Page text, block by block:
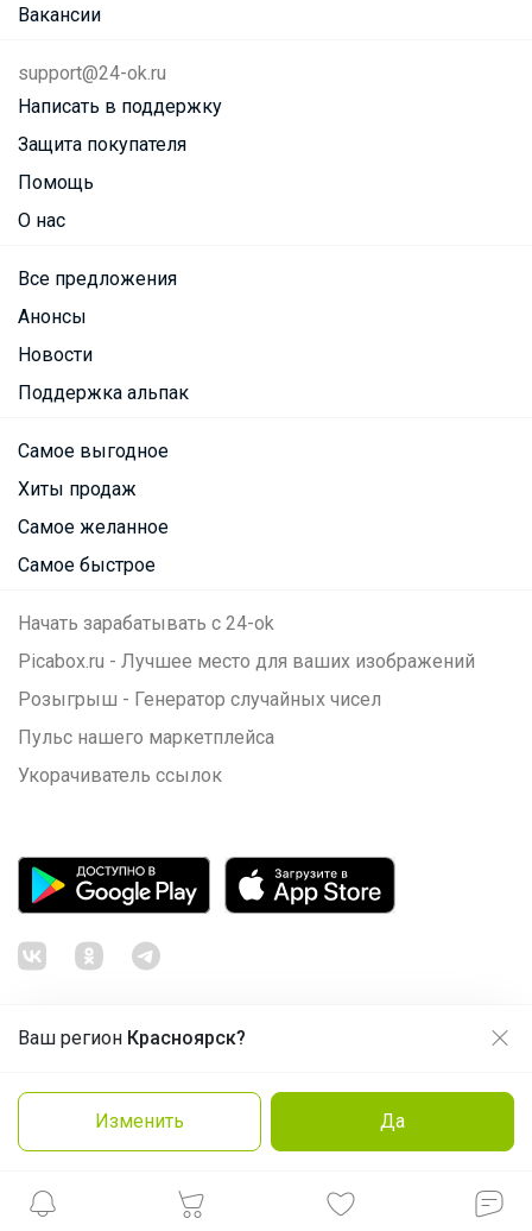
Ваш регион Красноярск?
Изменить Да
Вакансии
support@24-ok.ru
Написать в поддержку
Защита покупателя
Помощь
О нас
Все предложения
Анонсы
Новости
Поддержка альпак
Самое выгодное
Хиты продаж
Самое желанное
Самое быстрое
Начать зарабатывать с 24-ok
Picabox.ru - Лучшее место для ваших изображений
Розыгрыш - Генератор случайных чисел
Пульс нашего маркетплейса
Укорачиватель ссылок
Политика конфиденциальности
Cоглашение пользователя
Продолжая использовать этот сайт и нажимая кнопку
Принять